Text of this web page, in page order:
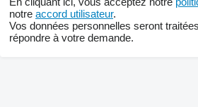
notre accord utilisateur.
Vos données personnelles seront
répondre à votre demande.